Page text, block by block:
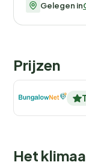
Gelegen in
Prijzen
Het